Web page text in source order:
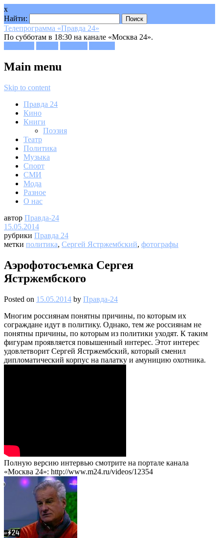
x
Найти:
Телепрограмма «Правда 24»
По субботам в 18:30 на канале «Москва 24».
Main menu
Skip to content
Правда 24
Кино
Книги
Поэзия
Театр
Политика
Музыка
Спорт
СМИ
Мода
Разное
О нас
автор Правда-24
15.05.2014
рубрики Правда 24
метки политика, Сергей Ястржембский, фотографы
Аэрофотосъемка Сергея
Ястржембского
Posted on 15.05.2014 by Правда-24
Многим россиянам понятны причины, по которым их
сограждане идут в политику. Однако, тем же россиянам не
понятны причины, по которым из политики уходят. К таким
фигурам проявляется повышенный интерес. Этот интерес
удовлетворит Сергей Ястржембский, который сменил
дипломатический корпус на палатку и амуницию охотника.
Полную версию интервью смотрите на портале канала
«Москва 24»: http://www.m24.ru/videos/12354